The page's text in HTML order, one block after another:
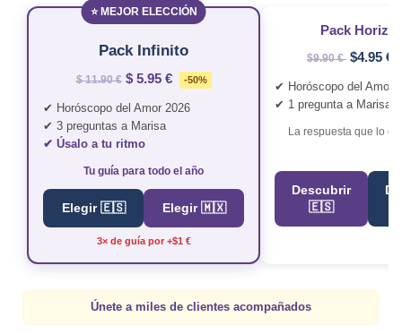
⭐ MEJOR ELECCIÓN
Pack Infinito
$ 11.90 € $ 5.95 € -50%
✔ Horóscopo del Amor 2026
✔ 3 preguntas a Marisa
✔ Úsalo a tu ritmo
Tu guía para todo el año
Elegir 🇪🇸 Elegir 🇲🇽
3× de guía por +$1 €
Pack
$9.90 € $4.95 €
✔ Horóscopo del Amor
✔ 1 pregunta a Marisa
La respuesta que lo
Descubrir
🇪🇸
Únete a miles de clientes acompañados